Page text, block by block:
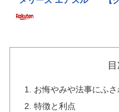
お悔やみや法事にふ
特徴と利点